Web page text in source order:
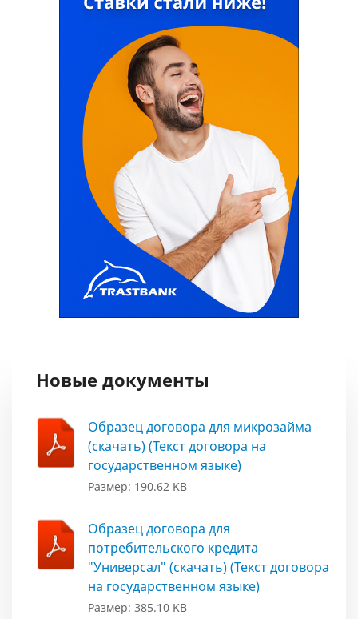
Новые документы
Образец договора для микрозайма
(скачать) (Текст договора на
государственном языке)
Размер: 190.62 KB
Образец договора для
потребительского кредита
"Универсал" (скачать) (Текст договора
на государственном языке)
Размер: 385.10 KB